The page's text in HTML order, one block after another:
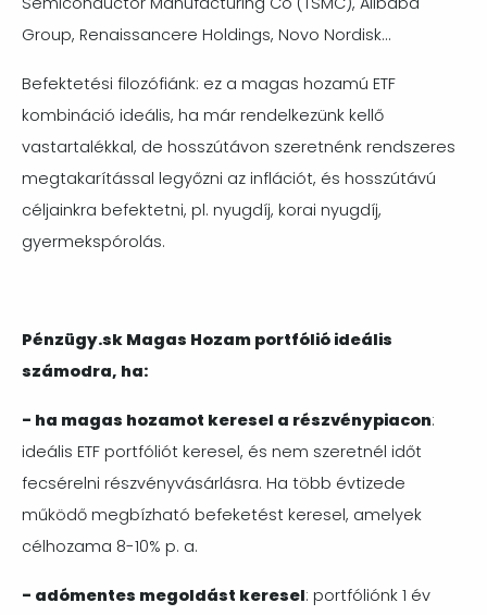
Group, Renaissancere Holdings, Novo Nordisk…
Befektetési filozófiánk: ez a magas hozamú ETF
kombináció ideális, ha már rendelkezünk kellő
vastartalékkal, de hosszútávon szeretnénk rendszeres
megtakarítással legyőzni az inflációt, és hosszútávú
céljainkra befektetni, pl. nyugdíj, korai nyugdíj,
gyermekspórolás.
Pénzügy.sk Magas Hozam portfólió ideális
számodra, ha:
- ha magas hozamot keresel a részvénypiacon:
ideális ETF portfóliót keresel, és nem szeretnél időt
fecsérelni részvényvásárlásra. Ha több évtizede
működő megbízható befeketést keresel, amelyek
célhozama 8-10% p. a.
- adómentes megoldást keresel: portfóliónk 1 év